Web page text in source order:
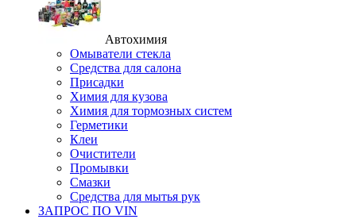
Автохимия
Омыватели стекла
Средства для салона
Присадки
Химия для кузова
Химия для тормозных систем
Герметики
Клеи
Очистители
Промывки
Смазки
Средства для мытья рук
ЗАПРОС ПО VIN